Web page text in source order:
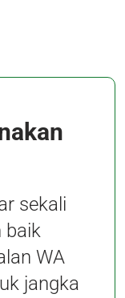
sekali
baik
WA
jangka